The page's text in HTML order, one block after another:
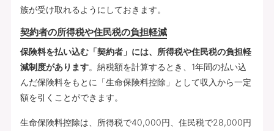
族が受け取れるようにしておきます。
契約者の所得税や住民税の負担軽減
保険料を払い込む「契約者」には、所得税や住民税の負担軽
減制度があります。納税額を計算するとき、1年間の払い込
んだ保険料をもとに「生命保険料控除」として収入から一定
額を引くことができます。
生命保険料控除は、所得税で40,000円、住民税で28,000円